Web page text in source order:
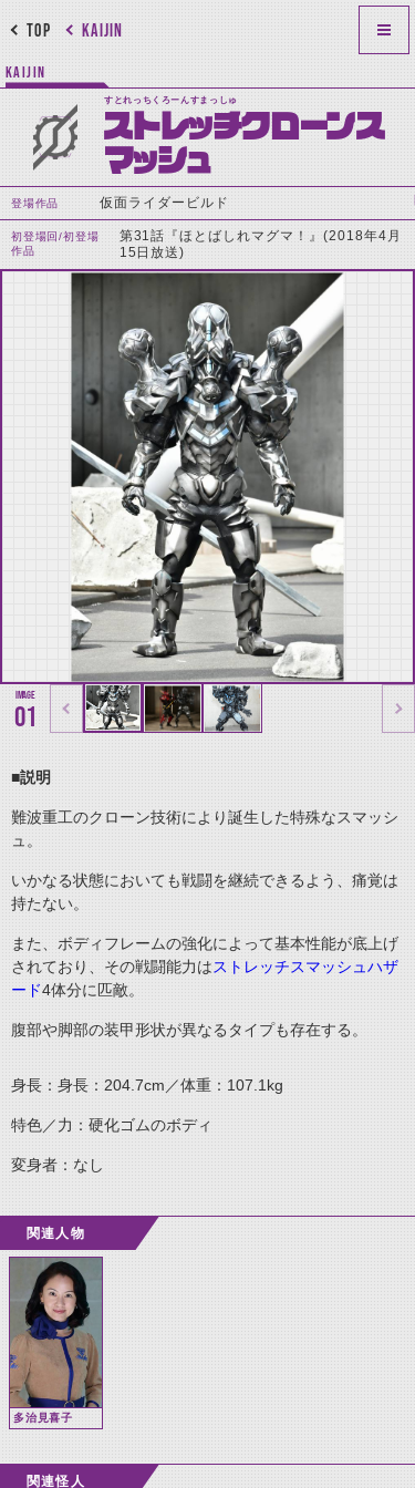
KAIJIN
TOP
KAIJIN
すとれっちくろーんすまっしゅ
ストレッチクローンス
マッシュ
登場作品 仮面ライダービルド
初登場回/初登場
作品
第31話『ほとばしれマグマ！』(2018年4月
15日放送)
01
■説明
難波重工のクローン技術により誕生した特殊なスマッシ
ュ。
いかなる状態においても戦闘を継続できるよう、痛覚は
持たない。
また、ボディフレームの強化によって基本性能が底上げ
されており、その戦闘能力はストレッチスマッシュハザ
ード4体分に匹敵。
腹部や脚部の装甲形状が異なるタイプも存在する。
身長：身長：204.7cm／体重：107.1kg
特色／力：硬化ゴムのボディ
変身者：なし
関連人物
多治見喜子
関連怪人